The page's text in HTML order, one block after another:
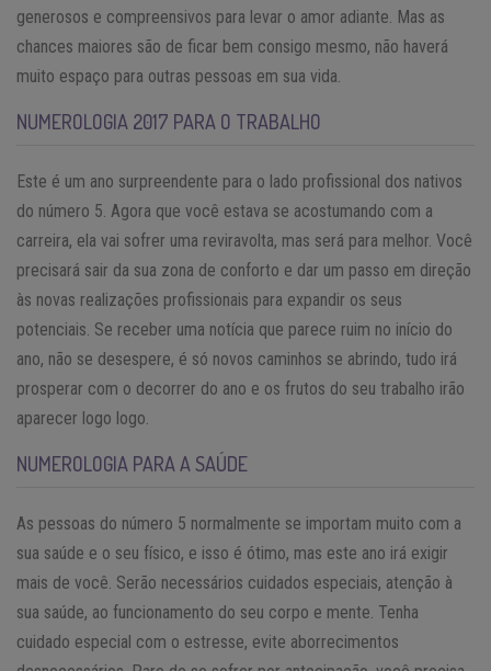
generosos e compreensivos para levar o amor adiante. Mas as
chances maiores são de ficar bem consigo mesmo, não haverá
muito espaço para outras pessoas em sua vida.
NUMEROLOGIA 2017 PARA O TRABALHO
Este é um ano surpreendente para o lado profissional dos nativos
do número 5. Agora que você estava se acostumando com a
carreira, ela vai sofrer uma reviravolta, mas será para melhor. Você
precisará sair da sua zona de conforto e dar um passo em direção
às novas realizações profissionais para expandir os seus
potenciais. Se receber uma notícia que parece ruim no início do
ano, não se desespere, é só novos caminhos se abrindo, tudo irá
prosperar com o decorrer do ano e os frutos do seu trabalho irão
aparecer logo logo.
NUMEROLOGIA PARA A SAÚDE
As pessoas do número 5 normalmente se importam muito com a
sua saúde e o seu físico, e isso é ótimo, mas este ano irá exigir
mais de você. Serão necessários cuidados especiais, atenção à
sua saúde, ao funcionamento do seu corpo e mente. Tenha
cuidado especial com o estresse, evite aborrecimentos